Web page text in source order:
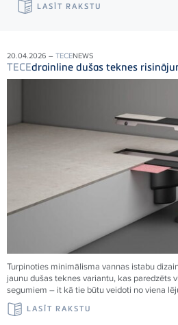
LASĪT RAKSTU
20.04.2026 – TECENEWS
TECEdrainline dušas teknes
Turpinoties minimālisma vannas istabu
jaunu dušas teknes variantu, kas paredzēts
segumiem – it kā tie būtu veidoti no viena
LASĪT RAKSTU